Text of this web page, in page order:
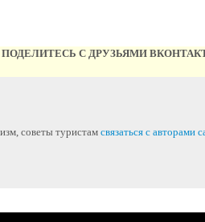
ПОДЕЛИТЕСЬ С ДРУЗЬЯМИ
советы туристам связаться с авторами